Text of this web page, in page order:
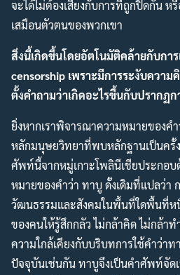
จะได้ไม่ต้องเสี่ยงกับการที่ถูกปิดกั้น ห
เสมือนตัวตนของพวกเขา
สิ่งนี้เกิดขึ้นโดยอัตโนมัติคล้ายกับกา
censorship เพราะมีการระงับควา
ตั้งคำถามว่าเกิดอะไรขึ้นกับปรากฏ
ยิ่งหากเราพิจารณาความหมายของค
หลักมนุษยวิทยาที่พบหลักฐานเป็นครั้
ศัพท์นี้จากหมู่เกาะโพลินีเชียประกอบ
หมายของคำว่า ทาบู ดั้งเดิมที่แปลว่า
วัฒนธรรมและสังคมในพื้นที่ใดพื้นที่ห
ของคนให้รู้สึกกลัว ไม่กล้าคิด ไม่กล้า
ความใกล้เคียงกับบริบทการใช้คำว่า
ปัจจุบันเช่นกัน ทาบูจึงเป็นคำศัพท์จัด